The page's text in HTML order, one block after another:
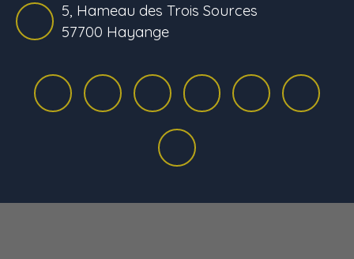
5, Hameau des Trois Sources
57700 Hayange